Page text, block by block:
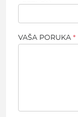
VAŠA PORUKA